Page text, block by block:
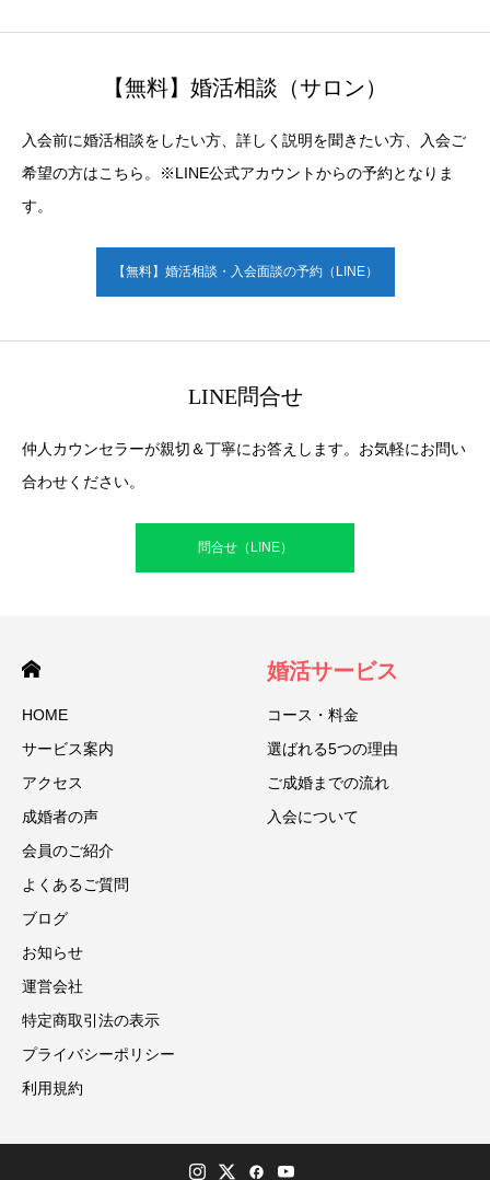
【無料】婚活相談（サロン）
入会前に婚活相談をしたい方、詳しく説明を聞きたい方、入会ご
希望の方はこちら。※LINE公式アカウントからの予約となりま
す。
【無料】婚活相談・入会面談の予約（LINE）
LINE問合せ
仲人カウンセラーが親切＆丁寧にお答えします。お気軽にお問い
合わせください。
問合せ（LINE）
HOME
サービス案内
アクセス
成婚者の声
会員のご紹介
よくあるご質問
ブログ
お知らせ
運営会社
特定商取引法の表示
プライバシーポリシー
利用規約
婚活サービス
コース・料金
選ばれる5つの理由
ご成婚までの流れ
入会について